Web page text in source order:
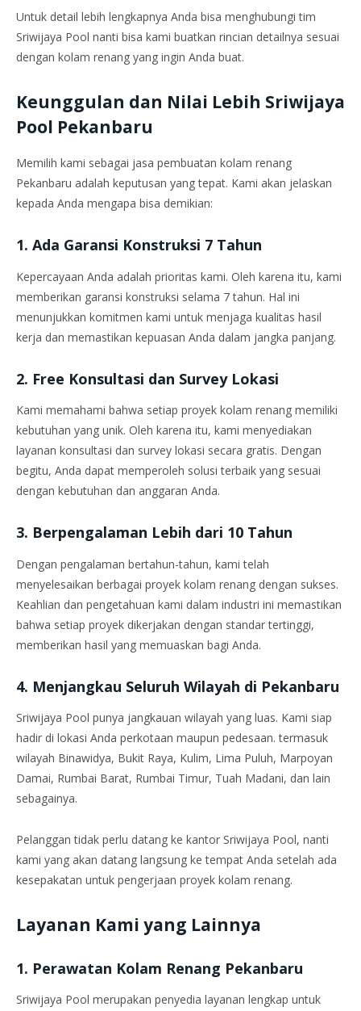
Untuk detail lebih lengkapnya Anda bisa menghubungi tim
Sriwijaya Pool nanti bisa kami buatkan rincian detailnya sesuai
dengan kolam renang yang ingin Anda buat.
Keunggulan dan Nilai Lebih Sriwijaya
Pool Pekanbaru
Memilih kami sebagai jasa pembuatan kolam renang
Pekanbaru adalah keputusan yang tepat. Kami akan jelaskan
kepada Anda mengapa bisa demikian:
1. Ada Garansi Konstruksi 7 Tahun
Kepercayaan Anda adalah prioritas kami. Oleh karena itu, kami
memberikan garansi konstruksi selama 7 tahun. Hal ini
menunjukkan komitmen kami untuk menjaga kualitas hasil
kerja dan memastikan kepuasan Anda dalam jangka panjang.
2. Free Konsultasi dan Survey Lokasi
Kami memahami bahwa setiap proyek kolam renang memiliki
kebutuhan yang unik. Oleh karena itu, kami menyediakan
layanan konsultasi dan survey lokasi secara gratis. Dengan
begitu, Anda dapat memperoleh solusi terbaik yang sesuai
dengan kebutuhan dan anggaran Anda.
3. Berpengalaman Lebih dari 10 Tahun
Dengan pengalaman bertahun-tahun, kami telah
menyelesaikan berbagai proyek kolam renang dengan sukses.
Keahlian dan pengetahuan kami dalam industri ini memastikan
bahwa setiap proyek dikerjakan dengan standar tertinggi,
memberikan hasil yang memuaskan bagi Anda.
4. Menjangkau Seluruh Wilayah di Pekanbaru
Sriwijaya Pool punya jangkauan wilayah yang luas. Kami siap
hadir di lokasi Anda perkotaan maupun pedesaan. termasuk
wilayah Binawidya, Bukit Raya, Kulim, Lima Puluh, Marpoyan
Damai, Rumbai Barat, Rumbai Timur, Tuah Madani, dan lain
sebagainya.
Pelanggan tidak perlu datang ke kantor Sriwijaya Pool, nanti
kami yang akan datang langsung ke tempat Anda setelah ada
kesepakatan untuk pengerjaan proyek kolam renang.
Layanan Kami yang Lainnya
1. Perawatan Kolam Renang Pekanbaru
Sriwijaya Pool merupakan penyedia layanan lengkap untuk